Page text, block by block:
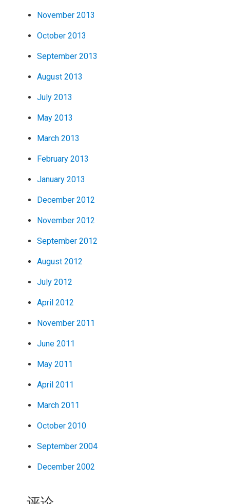
November 2013
October 2013
September 2013
August 2013
July 2013
May 2013
March 2013
February 2013
January 2013
December 2012
November 2012
September 2012
August 2012
July 2012
April 2012
November 2011
June 2011
May 2011
April 2011
March 2011
October 2010
September 2004
December 2002